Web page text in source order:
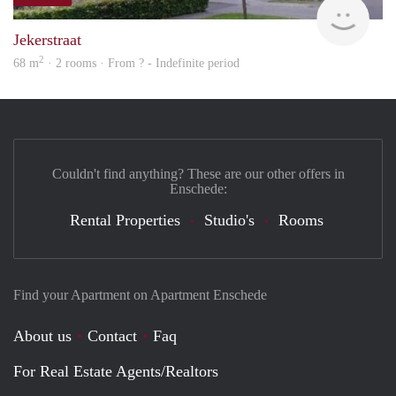
Jekerstraat
68 m2 · 2 rooms · From ? - Indefinite period
Find your Apartment on Apartment Enschede
About us Contact
Faq
For Real Estate Agents/Realtors
Couldn't find anything? These are our other offers in
Enschede:
Rental Properties Studio's Rooms